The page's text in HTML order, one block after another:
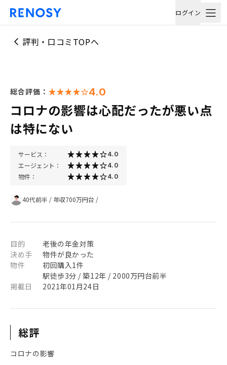
ログイン
評判・口コミTOPへ
総合評価： 4.0
コロナの影響は心配だったが悪い点
は特にない
サービス： 4.0
エージェント： 4.0
物件： 4.0
40代前半 / 年収700万円台 /
目的
老後の年金対策
決め手
物件が良かった
物件
初回購入1件
駅徒歩3分 / 築12年 / 2000万円台前半
掲載日
2021年01月24日
総評
コロナの影響